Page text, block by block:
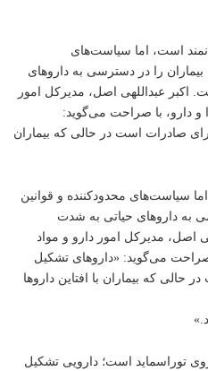
است، اما سیاست‌های
را در دسترسی به داروهای
عبداللهی اصل، مدیرکل امور
و دارو، با صراحت می‌گوید:
صادرات است در حالی که بیماران
سیاست‌های محدودکننده و قوانین
به داروهای حیاتی به شدت
اصل، مدیرکل امور دارو و مواد
می‌گوید: «داروهای تشکیل
حالی که بیماران با افتاین داروها
توراسماید است؛ دارویی تشکیل